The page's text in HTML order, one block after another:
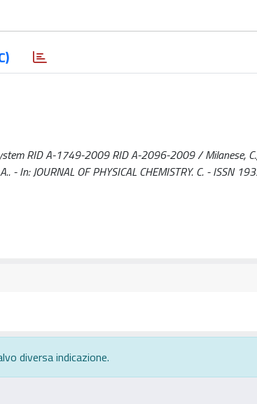
RID A-1749-2009 RID A-2096-2009 / Milanese,
- In: JOURNAL OF PHYSICAL CHEMISTRY. C. - ISSN
diversa indicazione.